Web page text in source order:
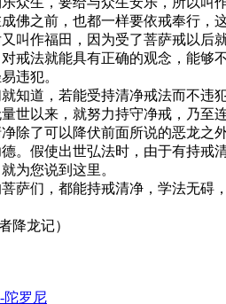
佛之前，也都一样要依戒奉行，
叫作福田，因为受了菩萨戒以后
法就能具有正确的观念，能够不
违犯。
道，若能受持清净戒法而不违犯
世以来，就努力持守净戒，乃至
了可以降伏前面所说的恶龙之外
。假使出世弘法时，由于有持戒
您说到这里。
们，都能持戒清净，学法无碍，
降龙记）
陀罗尼